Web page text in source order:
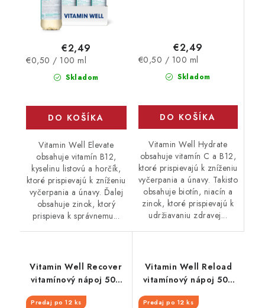
Skladom
€2,49
Jednotková
€0,50 / 100 ml
DO KOŠÍKA
Vitamin Well Elevate
obsahuje vitamín B12,
kyselinu listovú a horčík,
ktoré prispievajú k zníženiu
vyčerpania a únavy. Ďalej
obsahuje zinok, ktorý
prispieva k správnemu...
Skladom
€2,49
Jednotková
€0,50 / 100 ml
DO KOŠÍKA
Vitamin Well Hydrate
obsahuje vitamín C a B12,
ktoré prispievajú k zníženiu
vyčerpania a únavy. Takisto
obsahuje biotín, niacín a
zinok, ktoré prispievajú k
udržiavaniu zdravej...
Vitamin Well Recover
vitamínový nápoj 500
Predaj po 12 ks
Vitamin Well Reload
vitamínový nápoj 500
Predaj po 12 ks